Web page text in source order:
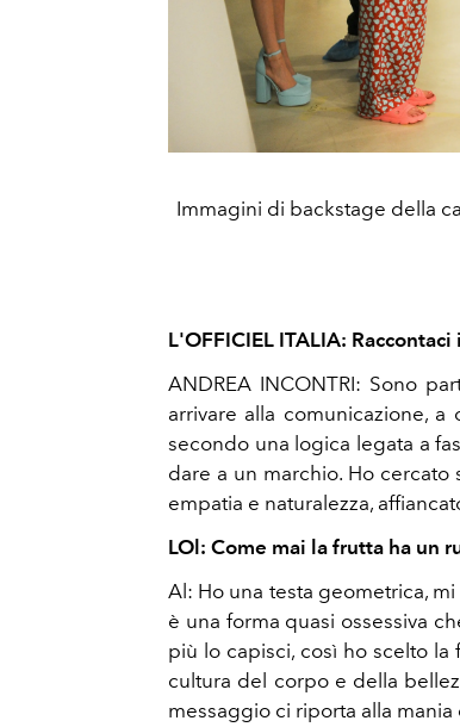
Immagini di backstage della
L'OFFICIEL ITALIA:
ANDREA INCONTRI: Sono
arrivare alla comunicazione, a
secondo una logica legata a
dare a un marchio. Ho
empatia e naturalezza,
LOl: Come mai la frutta ha un
Al: Ho una testa geometrica,
è una forma quasi ossessiva
più lo capisci, così ho scelto
cultura del corpo e della
messaggio ci riporta alla